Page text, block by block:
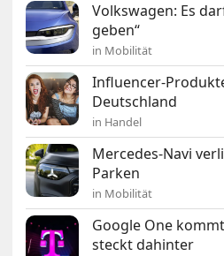
Volkswagen: Es
geben“
in Mobilität
Influencer-
Deutschland
in Handel
Mercedes-Navi
Parken
in Mobilität
Google One
steckt dahinter